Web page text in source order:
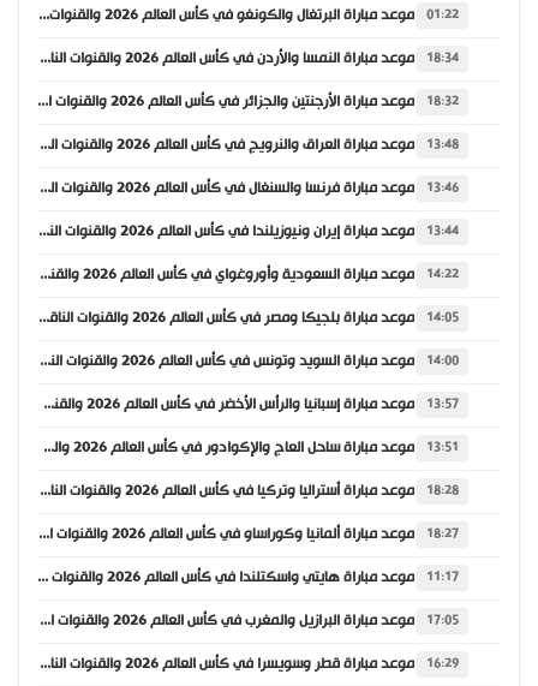
01:22 موعد مباراة البرتغال والكونغو في كأس العالم 2026 والقنوات الناقلة
18:34 موعد مباراة النمسا والأردن في كأس العالم 2026 والقنوات الناقلة
18:32 موعد مباراة الأرجنتين والجزائر في كأس العالم 2026 والقنوات الناقلة
13:48 موعد مباراة العراق والنرويج في كأس العالم 2026 والقنوات الناقلة
13:46 موعد مباراة فرنسا والسنغال في كأس العالم 2026 والقنوات الناقلة
13:44 موعد مباراة إيران ونيوزيلندا في كأس العالم 2026 والقنوات الناقلة
14:22 موعد مباراة السعودية وأوروغواي في كأس العالم 2026 والقنوات الناقلة
14:05 موعد مباراة بلجيكا ومصر في كأس العالم 2026 والقنوات الناقلة
14:00 موعد مباراة السويد وتونس في كأس العالم 2026 والقنوات الناقلة
13:57 موعد مباراة إسبانيا والرأس الأخضر في كأس العالم 2026 والقنوات الناقلة
13:51 موعد مباراة ساحل العاج والإكوادور في كأس العالم 2026 والقنوات الناقلة
18:28 موعد مباراة أستراليا وتركيا في كأس العالم 2026 والقنوات الناقلة
18:27 موعد مباراة ألمانيا وكوراساو في كأس العالم 2026 والقنوات الناقلة
11:17 موعد مباراة هايتي واسكتلندا في كأس العالم 2026 والقنوات الناقلة
17:05 موعد مباراة البرازيل والمغرب في كأس العالم 2026 والقنوات الناقلة
16:29 موعد مباراة قطر وسويسرا في كأس العالم 2026 والقنوات الناقلة